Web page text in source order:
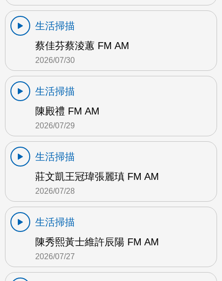
生活掃描
蔡佳芬蔡淩蕙 FM AM
2026/07/30
生活掃描
陳殿禮 FM AM
2026/07/29
生活掃描
莊文凱王冠瑋張麗瑱 FM AM
2026/07/28
生活掃描
陳秀熙黃士維許辰陽 FM AM
2026/07/27